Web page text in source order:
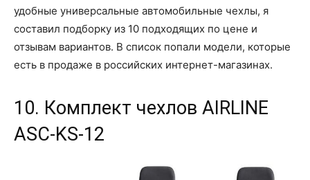
удобные универсальные автомобильные чехлы, я
составил подборку из 10 подходящих по цене и
отзывам вариантов. В список попали модели, которые
есть в продаже в российских интернет-магазинах.
10. Комплект чехлов AIRLINE
ASC-KS-12